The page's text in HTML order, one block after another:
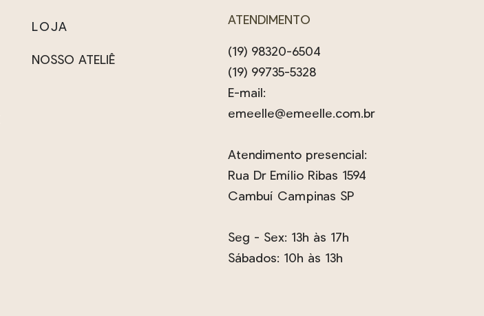
LOJA
NOSSO ATELIÊ
ATENDIMENTO
(19) 98320-6504
(19) 99735-5328
E-mail:
emeelle@emeelle.com.br
Atendimento presencial:
Rua Dr Emílio Ribas 1594
Cambuí Campinas SP
Seg - Sex: 13h às 17h
Sábados: 10h às 13h